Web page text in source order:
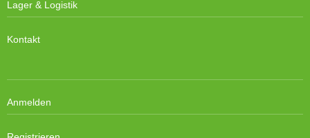
Lager & Logistik
Kontakt
Anmelden